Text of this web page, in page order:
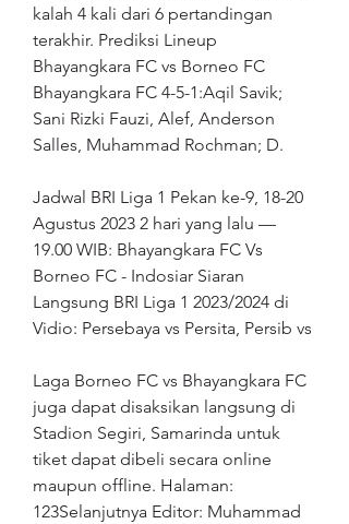
kalah 4 kali dari 6 pertandingan
terakhir. Prediksi Lineup
Bhayangkara FC vs Borneo FC
Bhayangkara FC 4-5-1:Aqil Savik;
Sani Rizki Fauzi, Alef, Anderson
Salles, Muhammad Rochman; D.
Jadwal BRI Liga 1 Pekan ke-9, 18-20
Agustus 2023 2 hari yang lalu —
19.00 WIB: Bhayangkara FC Vs
Borneo FC - Indosiar Siaran
Langsung BRI Liga 1 2023/2024 di
Vidio: Persebaya vs Persita, Persib vs
Laga Borneo FC vs Bhayangkara FC
juga dapat disaksikan langsung di
Stadion Segiri, Samarinda untuk
tiket dapat dibeli secara online
maupun offline. Halaman:
123Selanjutnya Editor: Muhammad